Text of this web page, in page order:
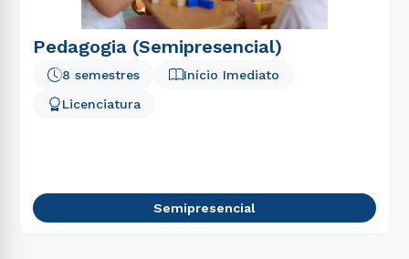
Pedagogia (Semipresencial)
Início Imediato
8 semestres
Licenciatura
Semipresencial